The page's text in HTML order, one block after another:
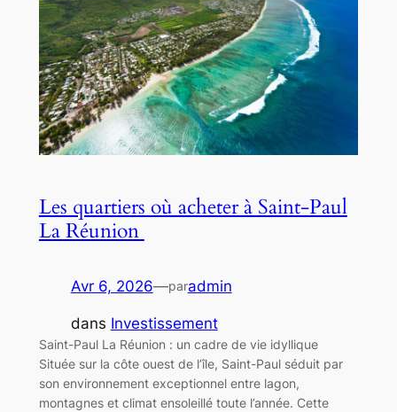
Les quartiers où acheter à Saint-Paul
La Réunion
Avr 6, 2026—paradmin
dans Investissement
Saint-Paul La Réunion : un cadre de vie idyllique
Située sur la côte ouest de l’île, Saint-Paul séduit par
son environnement exceptionnel entre lagon,
montagnes et climat ensoleillé toute l’année. Cette